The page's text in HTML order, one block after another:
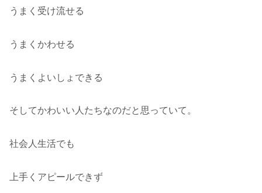
うまく受け流せる
うまくかわせる
うまくよいしょできる
そしてかわいい人たちなのだと思っていて。
社会人生活でも
上手くアピールできず